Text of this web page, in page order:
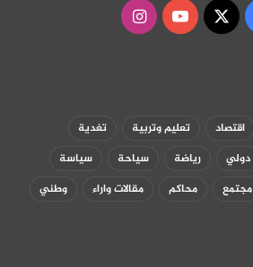
فيسبوك
‫X
‫YouTubeانستقرام
اقتصاد تعليم وتربية
تغدية
دولي رياضة سياحة
سياسة
مجتمع محاكم مقالات واراء وطني